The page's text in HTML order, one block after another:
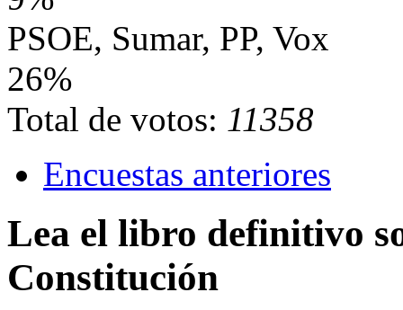
PSOE, Sumar, PP, Vox
26%
Total de votos: 11358
Encuestas anteriores
Lea el libro definitivo
Constitución